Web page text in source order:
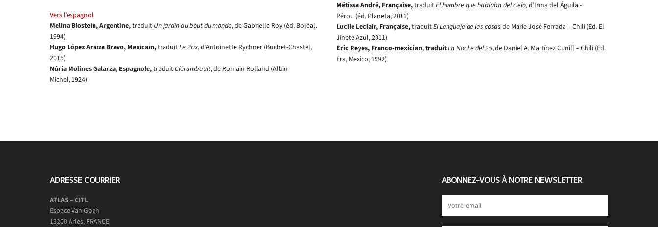
Vers l’espagnol
Melina Blostein, Argentine,traduit Un jardin au bout du monde, de Gabrielle Roy (éd. Boréal,
1994)
Hugo López Araiza Bravo, Mexicain,traduitLe Prix, d’Antoinette Rychner (Buchet-Chastel,
2015)
Núria Molines Galarza, Espagnole,traduitClérambault, de Romain Rolland (Albin
Michel, 1924)
Métissa André, Française,traduitEl hombre que hablaba del cielo, d’Irma del Águila -
Pérou (éd. Planeta, 2011)
Lucile Leclair, Française,traduitEl Lenguaje de las cosas de Marie José Ferrada – Chili (Ed. El
Jinete Azul, 2011)
Éric Reyes, Franco-mexician, traduitLa Noche del 25, de Daniel A. Martínez Cunill – Chili (Ed.
Era, Mexico, 1992)
ADRESSE COURRIER
ATLAS – CITL
Espace Van Gogh
13200 Arles, FRANCE
ABONNEZ-VOUS À NOTRE NEWSLETTER